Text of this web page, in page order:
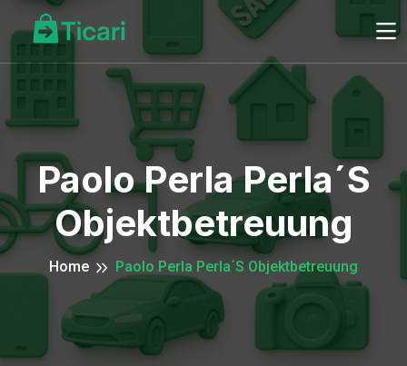
Paolo Perla Perla´s
Objektbetreuung
Home Paolo Perla Perla´s Objektbetreuung